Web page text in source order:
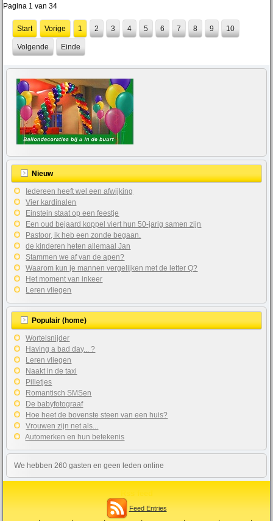
Pagina 1 van 34
Start Vorige 1 2 3 4 5 6 7 8 9 10
Volgende Einde
Nieuw
Iedereen heeft wel een afwijking
Vier kardinalen
Einstein staat op een feestje
Een oud bejaard koppel viert hun 50-jarig samen zijn
Pastoor, ik heb een zonde begaan.
de kinderen heten allemaal Jan
Stammen we af van de apen?
Waarom kun je mannen vergelijken met de letter Q?
Het moment van inkeer
Leren vliegen
Populair (home)
Wortelsnijder
Having a bad day... ?
Leren vliegen
Naakt in de taxi
Pilletjes
Romantisch SMSen
De babyfotograaf
Hoe heet de bovenste steen van een huis?
Vrouwen zijn net als...
Automerken en hun betekenis
We hebben 260 gasten en geen leden online
Feed Entries